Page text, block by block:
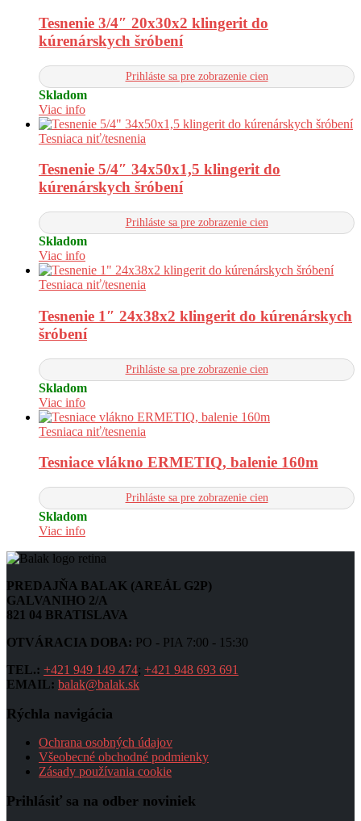
Tesnenie 3/4″ 20x30x2 klingerit do
kúrenárskych šróbení
Prihláste sa pre zobrazenie cien
Skladom
Viac info
Tesniaca niť/tesnenia
Tesnenie 5/4″ 34x50x1,5 klingerit do
kúrenárskych šróbení
Prihláste sa pre zobrazenie cien
Skladom
Viac info
Tesniaca niť/tesnenia
Tesnenie 1″ 24x38x2 klingerit do kúrenárskych
šróbení
Prihláste sa pre zobrazenie cien
Skladom
Viac info
Tesniaca niť/tesnenia
Tesniace vlákno ERMETIQ, balenie 160m
Prihláste sa pre zobrazenie cien
Skladom
Viac info
PREDAJŇA BALAK (AREÁL G2P)
GALVANIHO 2/A
821 04 BRATISLAVA
OTVÁRACIA DOBA: PO - PIA 7:00 - 15:30
TEL.: +421 949 149 474; +421 948 693 691
EMAIL: balak@balak.sk
Rýchla navigácia
Ochrana osobných údajov
Všeobecné obchodné podmienky
Zásady používania cookie
Prihlásiť sa na odber noviniek